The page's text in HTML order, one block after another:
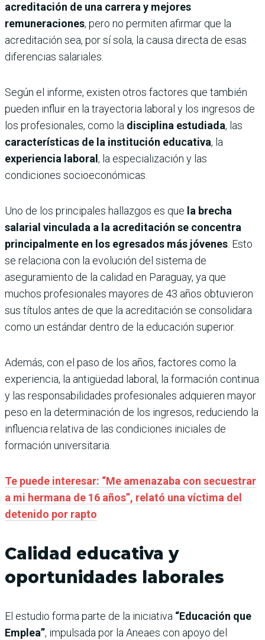
acreditación de una carrera y mejores
remuneraciones, pero no permiten afirmar que la
acreditación sea, por sí sola, la causa directa de esas
diferencias salariales.
Según el informe, existen otros factores que también
pueden influir en la trayectoria laboral y los ingresos de
los profesionales, como la disciplina estudiada, las
características de la institución educativa, la
experiencia laboral , la especialización y las
condiciones socioeconómicas.
Uno de los principales hallazgos es que la brecha
salarial vinculada a la acreditación se concentra
principalmente en los egresados más jóvenes. Esto
se relaciona con la evolución del sistema de
aseguramiento de la calidad en Paraguay, ya que
muchos profesionales mayores de 43 años obtuvieron
sus títulos antes de que la acreditación se consolidara
como un estándar dentro de la educación superior.
Además, con el paso de los años, factores como la
experiencia, la antigüedad laboral, la formación continua
y las responsabilidades profesionales adquieren mayor
peso en la determinación de los ingresos, reduciendo la
influencia relativa de las condiciones iniciales de
formación universitaria.
Te puede interesar: “Me amenazaba con secuestrar
a mi hermana de 16 años”, relató una víctima del
detenido por rapto
Calidad educativa y
oportunidades laborales
El estudio forma parte de la iniciativa “Educación que
Emplea”, impulsada por la Aneaes con apoyo del